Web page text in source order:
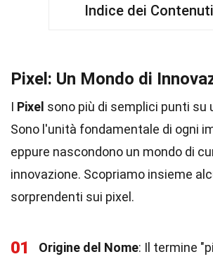
Indice dei Contenuti
Pixel: Un Mondo di
I Pixel sono più di semplici punti su
Sono l'unità fondamentale di ogni
eppure nascondono un mondo di
innovazione. Scopriamo insieme
sorprendenti sui pixel.
01 Origine del Nome: Il termine